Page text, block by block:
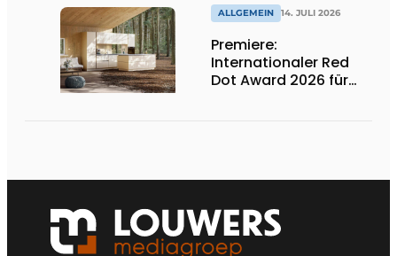
ALLGEMEIN 14. JULI 2026
Premiere:
Internationaler Red
Dot Award 2026 für